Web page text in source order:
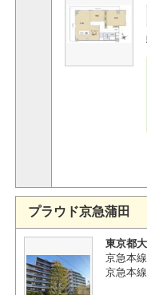
プラウド京急蒲田
東京都
京急本
京急本